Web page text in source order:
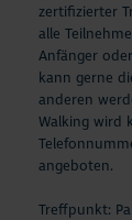
zertifizierter
alle
Anfänger
kann gerne
anderen
Walking wird
angeboten.
Treffpunkt: